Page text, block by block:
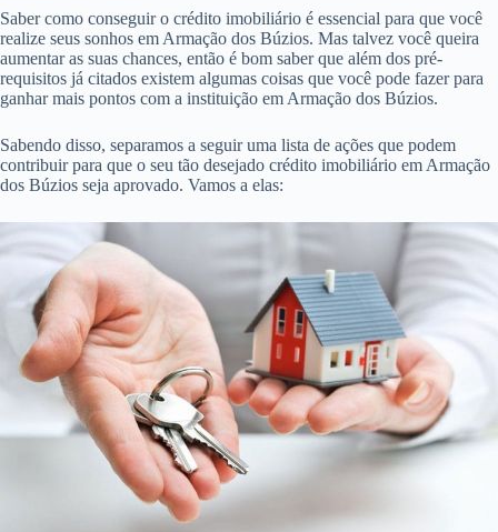
Saber como conseguir o crédito imobiliário é essencial para que você
realize seus sonhos em Armação dos Búzios. Mas talvez você queira
aumentar as suas chances, então é bom saber que além dos pré-
requisitos já citados existem algumas coisas que você pode fazer para
ganhar mais pontos com a instituição em Armação dos Búzios.
Sabendo disso, separamos a seguir uma lista de ações que podem
contribuir para que o seu tão desejado crédito imobiliário em Armação
dos Búzios seja aprovado. Vamos a elas: